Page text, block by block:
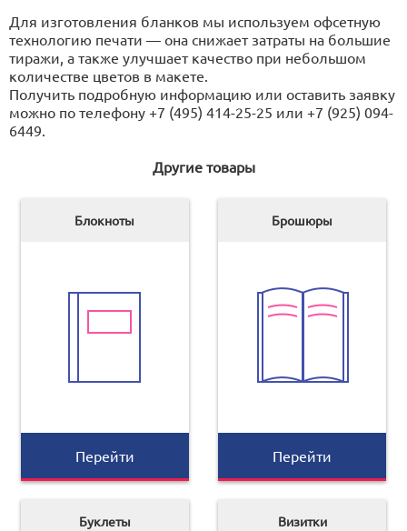
Для изготовления бланков мы используем офсетную
технологию печати — она снижает затраты на большие
тиражи, а также улучшает качество при небольшом
количестве цветов в макете.
Получить подробную информацию или оставить заявку
можно по телефону +7 (495) 414-25-25 или +7 (925) 094-
6449.
Другие товары
Блокноты
Перейти
Брошюры
Перейти
Буклеты Визитки